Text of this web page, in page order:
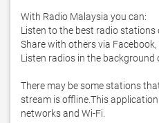
With Radio Malaysia you can:
Listen to the best radio stations
Share with others via Facebook,
Listen radios in the background
There may be some stations
stream is offline.This
networks and Wi-Fi.